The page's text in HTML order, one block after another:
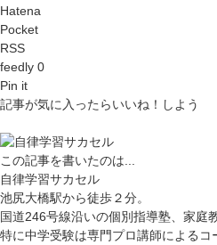
Hatena
Pocket
RSS
feedly 0
Pin it
記事が気に入ったらいいね！しよう
この記事を書いたのは...
自律学習サカセル
池尻大橋駅から徒歩２分。
国道246号線沿いの個別指導塾、家庭
特に中学受験は専門プロ講師による